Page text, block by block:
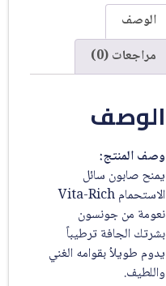
الوصف
مراجعات (0)
الوصف
وصف المنتج:
يمنح صابون سائل
الاستحمام Vita-Rich
نعومة من جونسون
بشرتك الجافة ترطيباً
يدوم طويلاُ بقوامه الغني
واللطيف.